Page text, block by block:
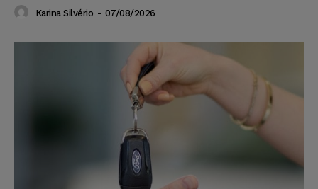
Karina Silvério - 07/08/2026